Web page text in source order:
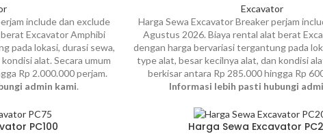
include dan exclude
Excavator Amphibi
pada lokasi, durasi sewa,
alat. Secara umum
Rp 2.000.000 perjam.
admin kami.
Excavator
Harga Sewa Excavator Breaker perjam
Agustus 2026. Biaya rental alat berat
dengan harga bervariasi tergantung pada
type alat, besar kecilnya alat, dan kondisi
berkisar antara Rp 285.000 hingga Rp
Informasi lebih pasti hubungi
PC100 Harga Sewa Excavator